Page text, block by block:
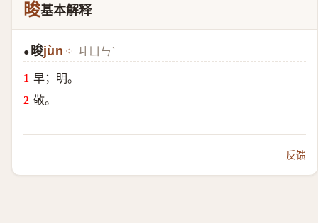
晙基本解释
● 晙jùn ㄐㄩㄣˋ
早；明。
敬。
反馈